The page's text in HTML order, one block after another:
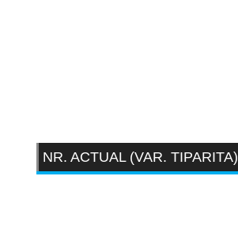
NR. ACTUAL (VAR. TIPARITA)